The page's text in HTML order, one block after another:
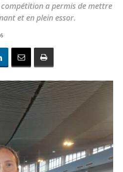
a permis de mettre
et en plein essor.